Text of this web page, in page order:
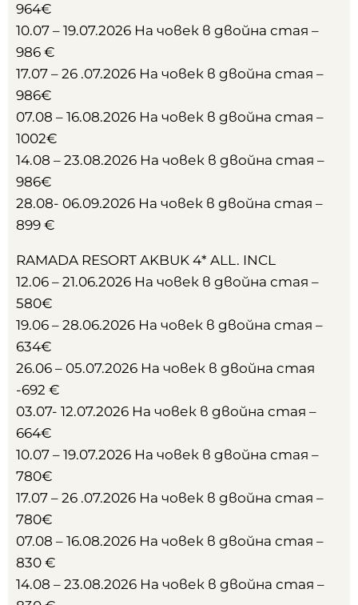
964€
10.07 – 19.07.2026 На човек в двойна стая –
986 €
17.07 – 26 .07.2026 На човек в двойна стая –
986€
07.08 – 16.08.2026 На човек в двойна стая –
1002€
14.08 – 23.08.2026 На човек в двойна стая –
986€
28.08- 06.09.2026 На човек в двойна стая –
899 €
RAMADA RESORT AKBUK 4* ALL. INCL
12.06 – 21.06.2026 На човек в двойна стая –
580€
19.06 – 28.06.2026 На човек в двойна стая –
634€
26.06 – 05.07.2026 На човек в двойна стая
-692 €
03.07- 12.07.2026 На човек в двойна стая –
664€
10.07 – 19.07.2026 На човек в двойна стая –
780€
17.07 – 26 .07.2026 На човек в двойна стая –
780€
07.08 – 16.08.2026 На човек в двойна стая –
830 €
14.08 – 23.08.2026 На човек в двойна стая –